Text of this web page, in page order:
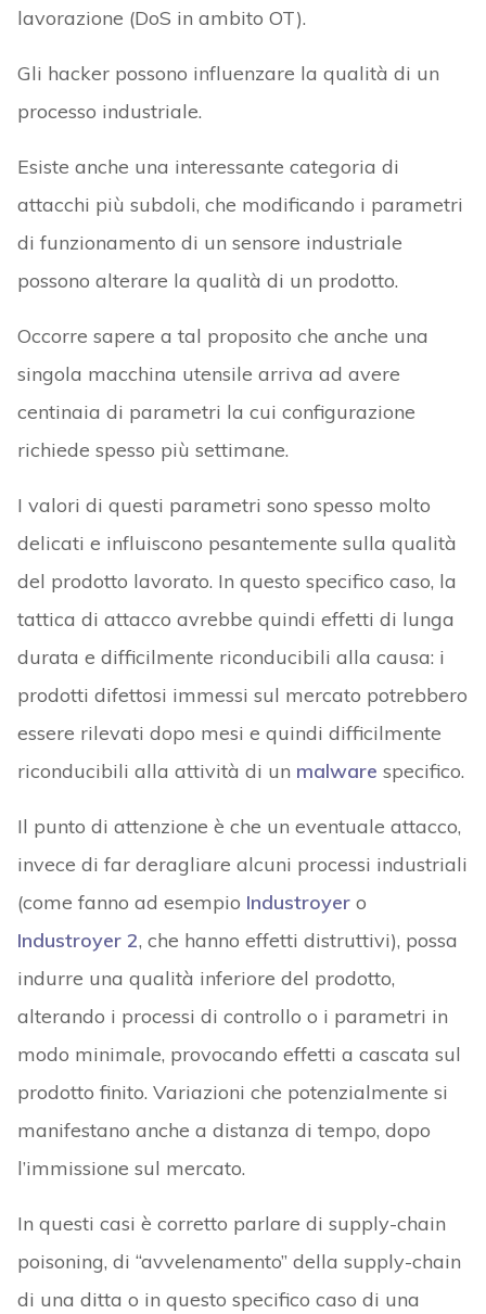
lavorazione (DoS in ambito OT).
Gli hacker possono influenzare la qualità di un
processo industriale.
Esiste anche una interessante categoria di
attacchi più subdoli, che modificando i parametri
di funzionamento di un sensore industriale
possono alterare la qualità di un prodotto.
Occorre sapere a tal proposito che anche una
singola macchina utensile arriva ad avere
centinaia di parametri la cui configurazione
richiede spesso più settimane.
I valori di questi parametri sono spesso molto
delicati e influiscono pesantemente sulla qualità
del prodotto lavorato. In questo specifico caso, la
tattica di attacco avrebbe quindi effetti di lunga
durata e difficilmente riconducibili alla causa: i
prodotti difettosi immessi sul mercato potrebbero
essere rilevati dopo mesi e quindi difficilmente
riconducibili alla attività di un malware specifico.
Il punto di attenzione è che un eventuale attacco,
invece di far deragliare alcuni processi industriali
(come fanno ad esempio Industroyero
Industroyer 2, che hanno effetti distruttivi), possa
indurre una qualità inferiore del prodotto,
alterando i processi di controllo o i parametri in
modo minimale, provocando effetti a cascata sul
prodotto finito. Variazioni che potenzialmente si
manifestano anche a distanza di tempo, dopo
l’immissione sul mercato.
In questi casi è corretto parlare di supply-chain
poisoning, di “avvelenamento” della supply-chain
di una ditta o in questo specifico caso di una